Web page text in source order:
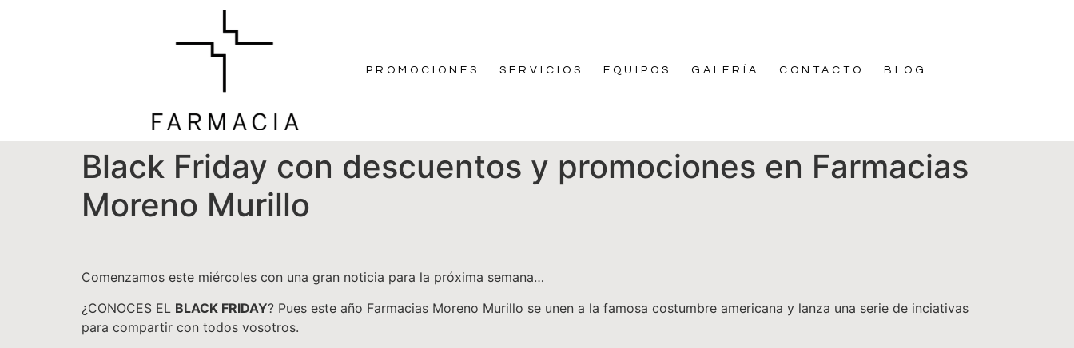
PROMOCIONES SERVICIOS EQUIPOS GALERÍA CONTACTO BLOG
Black Friday con descuentos y promociones en Farmacias
Moreno Murillo
Comenzamos este miércoles con una gran noticia para la próxima semana…
¿CONOCES EL BLACK FRIDAY? Pues este año Farmacias Moreno Murillo se unen a la famosa costumbre americana y lanza una serie de inciativas
para compartir con todos vosotros.